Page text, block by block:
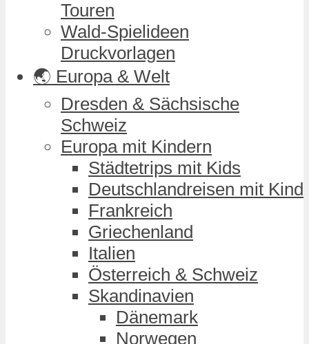
Touren
Wald-Spielideen
Druckvorlagen
🌏 Europa & Welt
Dresden & Sächsische
Schweiz
Europa mit Kindern
Städtetrips mit Kids
Deutschlandreisen mit Kind
Frankreich
Griechenland
Italien
Österreich & Schweiz
Skandinavien
Dänemark
Norwegen